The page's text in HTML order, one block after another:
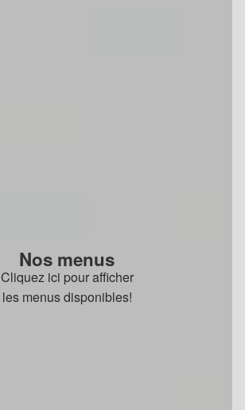
Nos menus
Cliquez ici pour afficher
les menus disponibles!